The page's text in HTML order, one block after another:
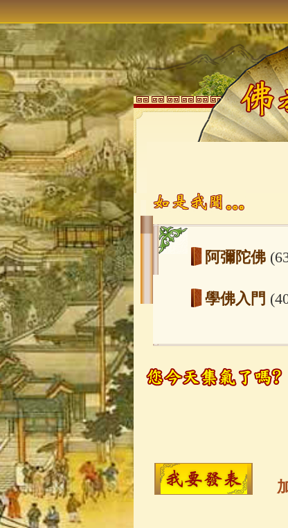
阿彌陀佛
學佛入門
玉曆寶鈔
觀世音菩薩
金山活佛